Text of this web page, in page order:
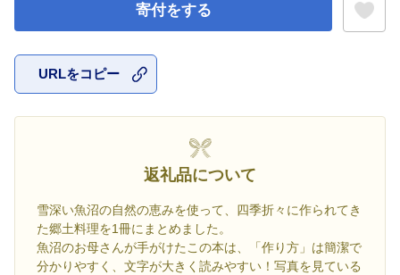
寄付をする
URLをコピー
返礼品について
雪深い魚沼の自然の恵みを使って、四季折々に作られてき
た郷土料理を1冊にまとめました。
魚沼のお母さんが手がけたこの本は、「作り方」は簡潔で
分かりやすく、文字が大きく読みやすい！写真を見ている